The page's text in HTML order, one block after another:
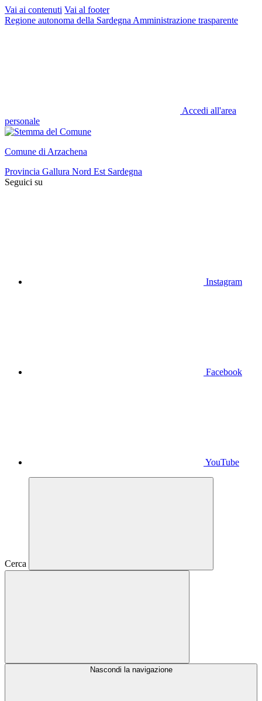
Vai ai contenuti Vai al footer
Regione autonoma della Sardegna Amministrazione trasparente
Accedi all'area
personale
Comune di Arzachena
Provincia Gallura Nord Est Sardegna
Seguici su
Instagram
Facebook
YouTube
Cerca
Nascondi la navigazione